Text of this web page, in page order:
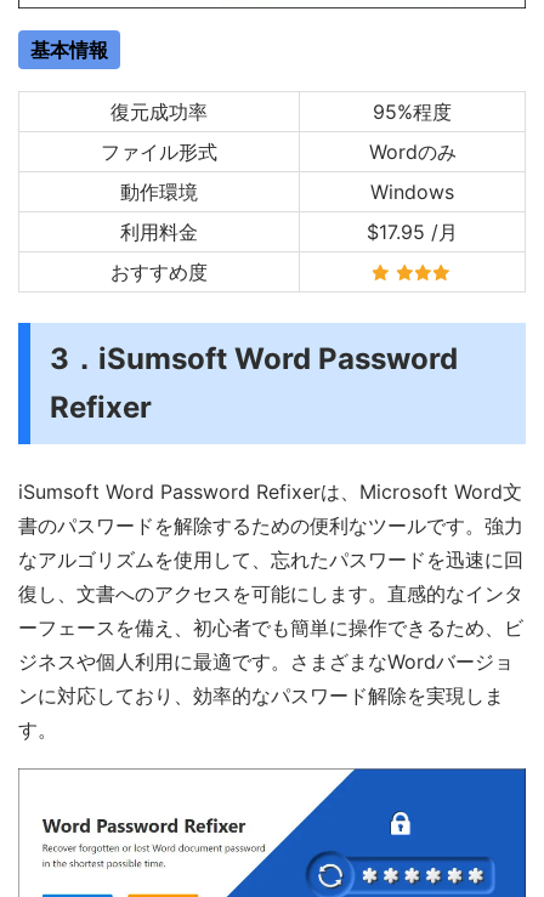
基本情報
復元成功率
95%程度
ファイル形式
Wordのみ
動作環境
Windows
利用料金
$17.95 /月
おすすめ度
3．iSumsoft Word Password
Refixer
iSumsoft Word Password Refixerは、Microsoft Word文
書のパスワードを解除するための便利なツールです。強力
なアルゴリズムを使用して、忘れたパスワードを迅速に回
復し、文書へのアクセスを可能にします。直感的なインタ
ーフェースを備え、初心者でも簡単に操作できるため、ビ
ジネスや個人利用に最適です。さまざまなWordバージョ
ンに対応しており、効率的なパスワード解除を実現しま
す。